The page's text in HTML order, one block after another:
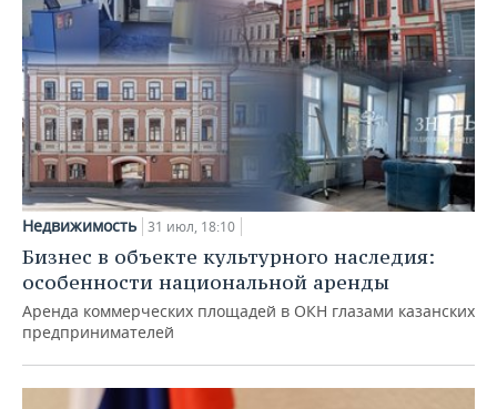
Недвижимость 31 июл, 18:10
Бизнес в объекте культурного наследия:
особенности национальной аренды
Аренда коммерческих площадей в ОКН глазами казанских
предпринимателей